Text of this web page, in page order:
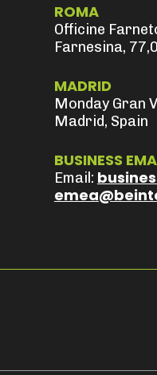
ROMA
Officine
Farnesina,
MADRID
Monday Gran
Madrid, Spain
BUSINESS
Email: